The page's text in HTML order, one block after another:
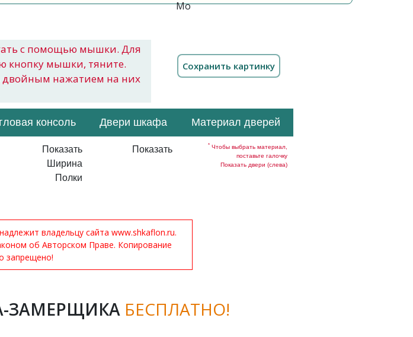
с помощью мышки. Для
кнопку мышки, тяните.
двойным нажатием на них
консоль Двери шкафа Материал дверей
Показать
Ширина
Полки
Показать * Чтобы выбрать материал,
поставьте галочку
Показать двери (слева)
владельцу сайта www.shkaflon.ru.
об Авторском Праве. Копирование
запрещено!
ЗАМЕРЩИКА БЕСПЛАТНО!